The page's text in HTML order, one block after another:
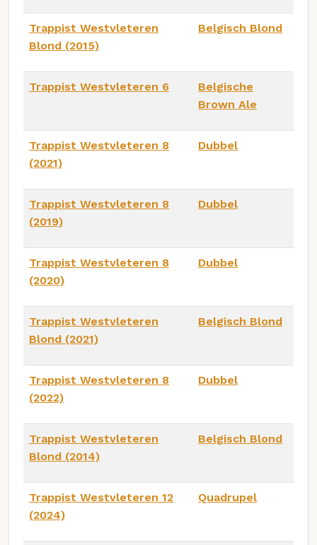
Trappist Westvleteren
Blond (2015)
Belgisch Blond
Trappist Westvleteren 6
Belgische
Brown Ale
Trappist Westvleteren 8
(2021)
Dubbel
Trappist Westvleteren 8
(2019)
Dubbel
Trappist Westvleteren 8
(2020)
Dubbel
Trappist Westvleteren
Blond (2021)
Belgisch Blond
Trappist Westvleteren 8
(2022)
Dubbel
Trappist Westvleteren
Blond (2014)
Belgisch Blond
Trappist Westvleteren 12
(2024)
Quadrupel